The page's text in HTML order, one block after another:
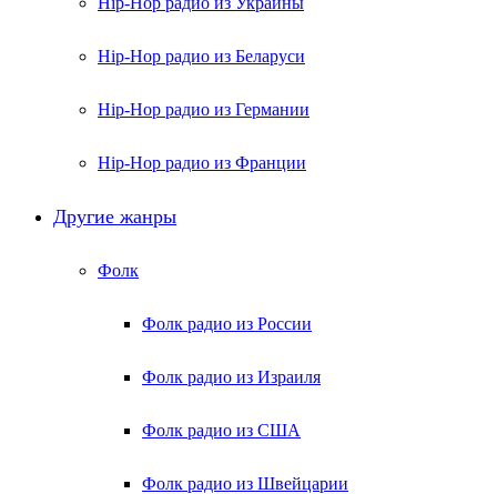
Hip-Hop радио из Беларуси
Hip-Hop радио из Германии
Hip-Hop радио из Франции
Другие жанры
Фолк
Фолк радио из России
Фолк радио из Израиля
Фолк радио из США
Фолк радио из Швейцарии